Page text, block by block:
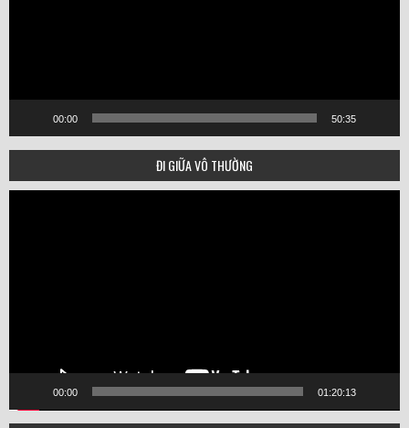
00:00 50:35
ĐI GIỮA VÔ THƯỜNG
00:00 01:20:13